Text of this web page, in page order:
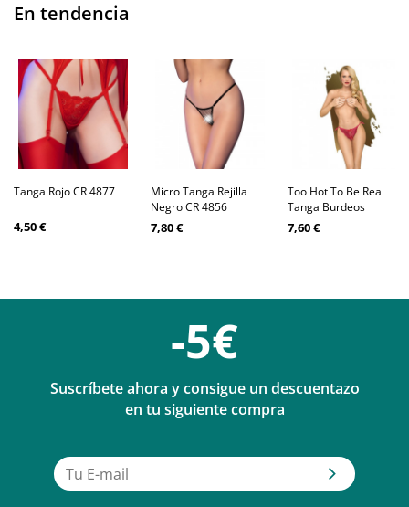
En tendencia
Tanga Rojo CR 4877
4,50 €
Micro Tanga Rejilla
Negro CR 4856
7,80 €
Too Hot To Be Real
Tanga Burdeos
7,60 €
-5€
Suscríbete ahora y consigue un descuentazo
en tu siguiente compra